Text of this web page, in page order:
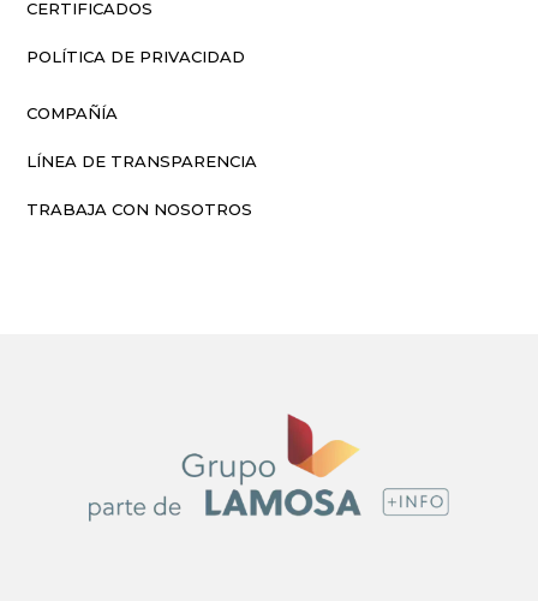
CERTIFICADOS
POLÍTICA DE PRIVACIDAD
COMPAÑÍA
LÍNEA DE TRANSPARENCIA
TRABAJA CON NOSOTROS